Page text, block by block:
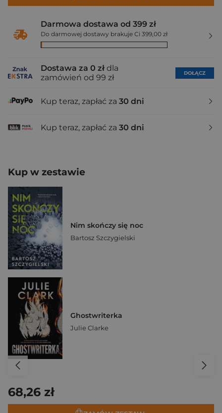
Darmowa dostawa od 399 zł
Do darmowej dostawy brakuje Ci 399,00 zł
Dostawa za 0 zł dla
zamówień od 99 zł
DOŁĄCZ
Kup teraz, zapłać za 30 dni
Kup teraz, zapłać za 30 dni
Kup w zestawie
Nim skończy się noc
Bartosz Szczygielski
Ghostwriterka
Julie Clarke
68,26 zł